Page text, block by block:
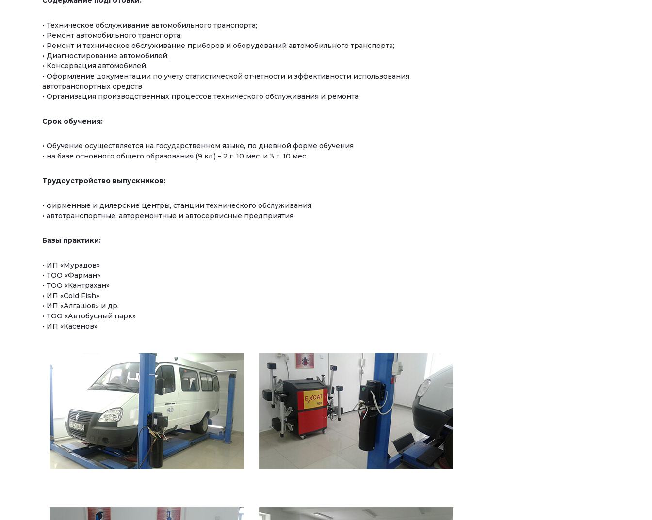
• Техническое обслуживание автомобильного транспорта;
• Ремонт автомобильного транспорта;
• Ремонт и техническое обслуживание приборов и оборудований автомобильного транспорта;
• Диагностирование автомобилей;
• Консервация автомобилей.
• Оформление документации по учету статистической отчетности и эффективности использования
автотранспортных средств
• Организация производственных процессов технического обслуживания и ремонта
Срок обучения:
• Обучение осуществляется на государственном языке, по дневной форме обучения
• на базе основного общего образования (9 кл.) – 2 г. 10 мес. и 3 г. 10 мес.
Трудоустройство выпускников:
• фирменные и дилерские центры, станции технического обслуживания
• автотранспортные, авторемонтные и автосервисные предприятия
Базы практики:
• ИП «Мурадов»
• ТОО «Фарман»
• ТОО «Кантрахан»
• ИП «Cold Fish»
• ИП «Алгашов» и др.
• ТОО «Автобусный парк»
• ИП «Касенов»